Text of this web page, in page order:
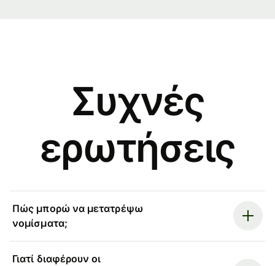
Συχνές
ερωτήσεις
Πώς μπορώ να μετατρέψω
νομίσματα;
Γιατί διαφέρουν οι